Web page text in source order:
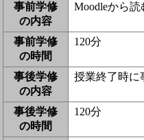
事前学修
の内容
Moodleから
事前学修
の時間
120分
事後学修
の内容
授業終了時に
事後学修
の時間
120分